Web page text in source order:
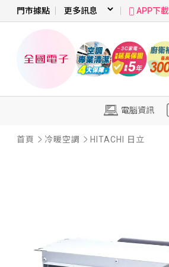
門市據點 APP下載
電腦資訊
首頁 冷暖空調 HITACHI 日立